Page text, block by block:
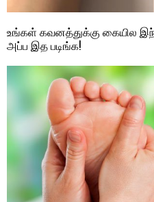
உங்கள் கவனத்துக்கு கையில
அப்ப இத படிங்க!